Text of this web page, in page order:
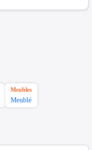
Meubles
Meublé